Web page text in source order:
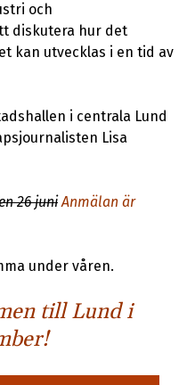
och
diskutera hur det
kan utvecklas i en tid av
i centrala Lund
Lisa
26 juni Anmälan är
under våren.
till Lund i